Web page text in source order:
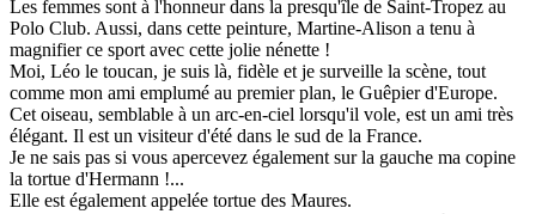
Les femmes sont à l'honneur dans la presqu'île de Saint-Tropez au
Polo Club. Aussi, dans cette peinture, Martine-Alison a tenu à
magnifier ce sport avec cette jolie nénette !
Moi, Léo le toucan, je suis là, fidèle et je surveille la scène, tout
comme mon ami emplumé au premier plan, le Guêpier d'Europe.
Cet oiseau, semblable à un arc-en-ciel lorsqu'il vole, est un ami très
élégant. Il est un visiteur d'été dans le sud de la France.
Je ne sais pas si vous apercevez également sur la gauche ma copine
la tortue d'Hermann !...
Elle est également appelée tortue des Maures.